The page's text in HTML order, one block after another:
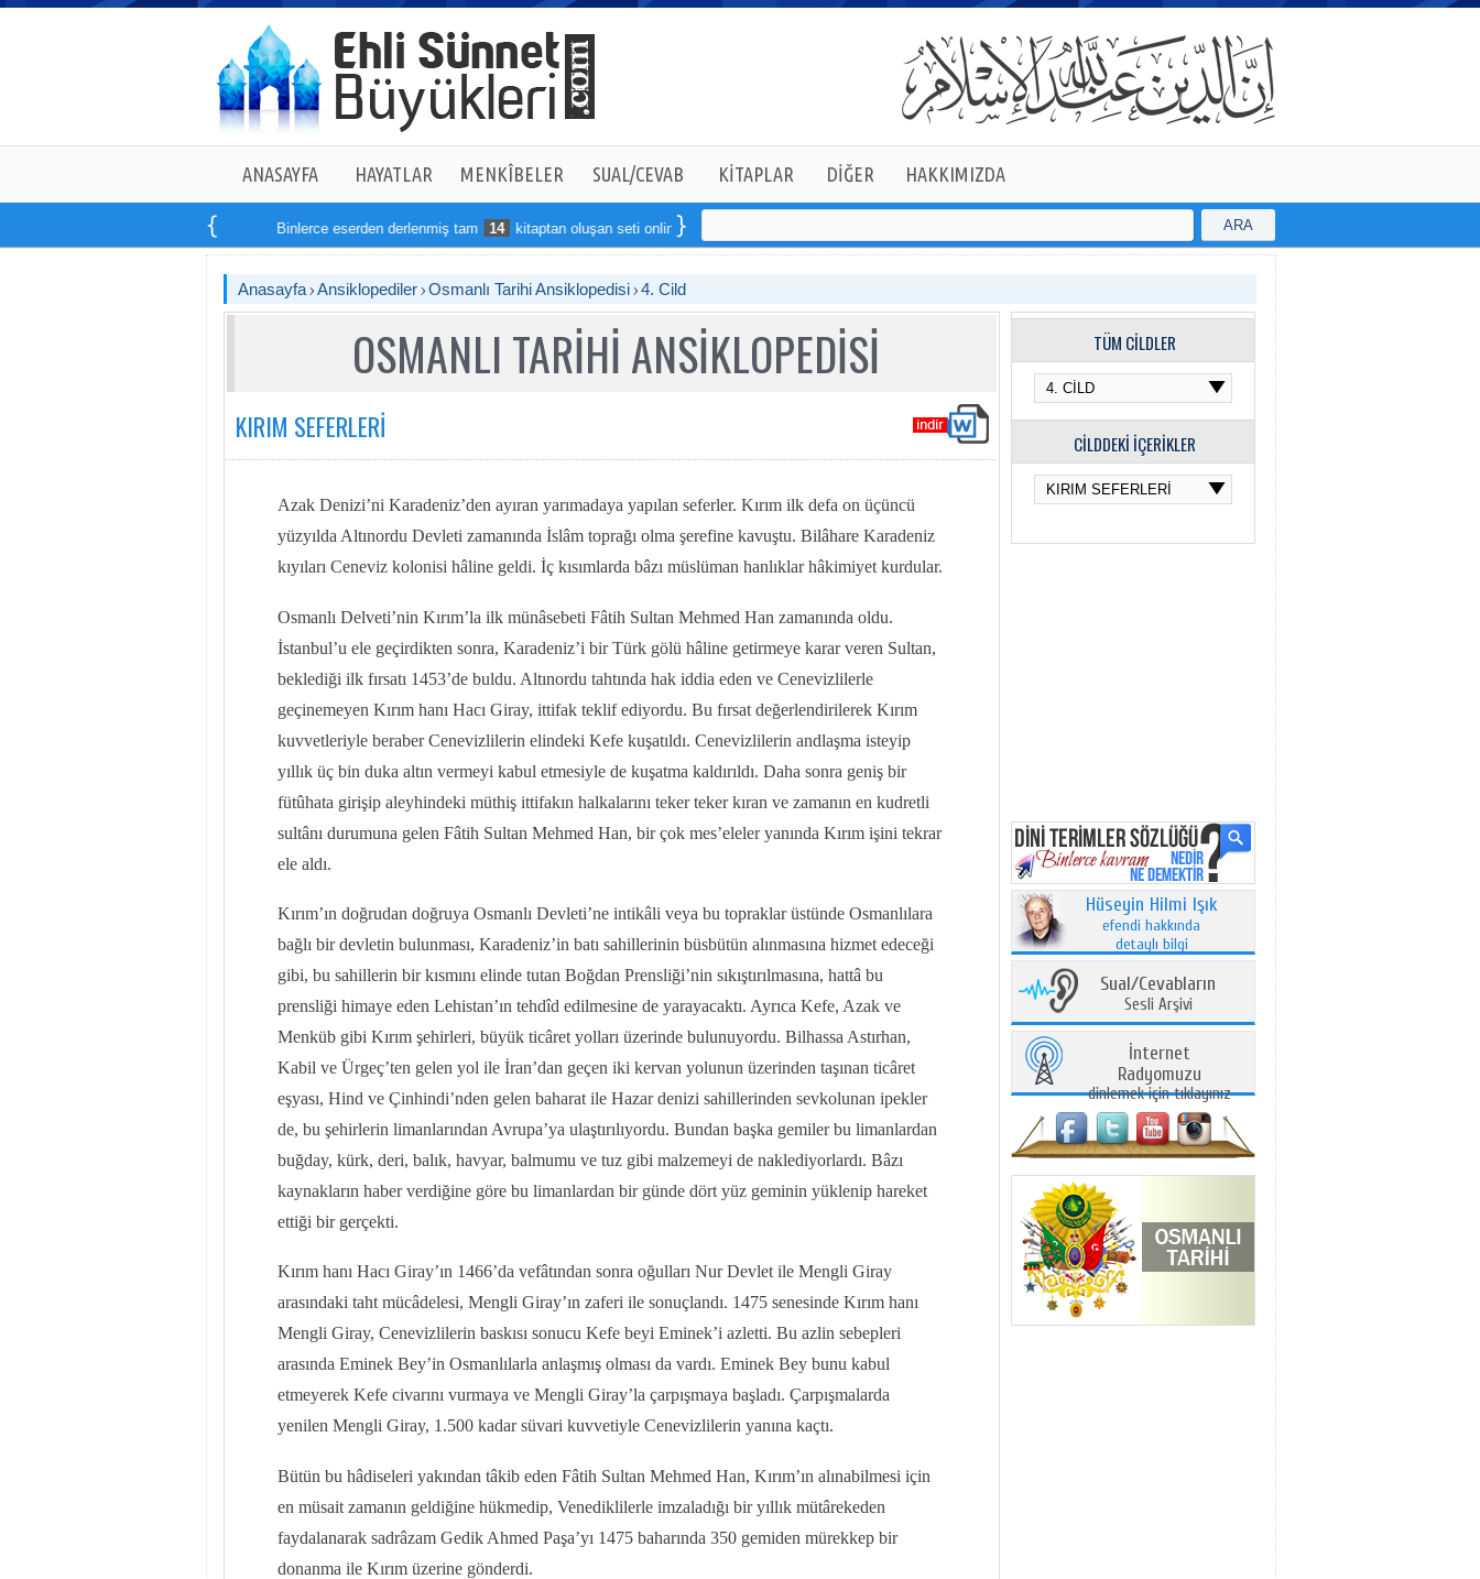
ANASAYFA HAYATLAR MENKÎBELER SUAL/CEVAB KİTAPLAR DİĞER HAKKIMIZDA
Binlerce eserden derlenmiş tam 14 kitaptan oluşan seti online sipariş verebilirsiniz ARA
Anasayfa Ansiklopediler Osmanlı Tarihi Ansiklopedisi 4. Cild
OSMANLI TARİHİ ANSİKLOPEDİSİ
KIRIM SEFERLERİ
Azak Denizi’ni Karadeniz’den ayıran yarımadaya yapılan seferler. Kırım ilk defa on üçüncü
yüzyılda Altınordu Devleti zamanında İslâm toprağı olma şerefine kavuştu. Bilâhare Karadeniz
kıyıları Ceneviz kolonisi hâline geldi. İç kısımlarda bâzı müslüman hanlıklar hâkimiyet kurdular.
Osmanlı Delveti’nin Kırım’la ilk münâsebeti Fâtih Sultan Mehmed Han zamanında oldu.
İstanbul’u ele geçirdikten sonra, Karadeniz’i bir Türk gölü hâline getirmeye karar veren Sultan,
beklediği ilk fırsatı 1453’de buldu. Altınordu tahtında hak iddia eden ve Cenevizlilerle
geçinemeyen Kırım hanı Hacı Giray, ittifak teklif ediyordu. Bu fırsat değerlendirilerek Kırım
kuvvetleriyle beraber Cenevizlilerin elindeki Kefe kuşatıldı. Cenevizlilerin andlaşma isteyip
yıllık üç bin duka altın vermeyi kabul etmesiyle de kuşatma kaldırıldı. Daha sonra geniş bir
fütûhata girişip aleyhindeki müthiş ittifakın halkalarını teker teker kıran ve zamanın en kudretli
sultânı durumuna gelen Fâtih Sultan Mehmed Han, bir çok mes’eleler yanında Kırım işini tekrar
ele aldı.
Kırım’ın doğrudan doğruya Osmanlı Devleti’ne intikâli veya bu topraklar üstünde Osmanlılara
bağlı bir devletin bulunması, Karadeniz’in batı sahillerinin büsbütün alınmasına hizmet edeceği
gibi, bu sahillerin bir kısmını elinde tutan Boğdan Prensliği’nin sıkıştırılmasına, hattâ bu
prensliği himaye eden Lehistan’ın tehdîd edilmesine de yarayacaktı. Ayrıca Kefe, Azak ve
Menküb gibi Kırım şehirleri, büyük ticâret yolları üzerinde bulunuyordu. Bilhassa Astırhan,
Kabil ve Ürgeç’ten gelen yol ile İran’dan geçen iki kervan yolunun üzerinden taşınan ticâret
eşyası, Hind ve Çinhindi’nden gelen baharat ile Hazar denizi sahillerinden sevkolunan ipekler
de, bu şehirlerin limanlarından Avrupa’ya ulaştırılıyordu. Bundan başka gemiler bu limanlardan
buğday, kürk, deri, balık, havyar, balmumu ve tuz gibi malzemeyi de naklediyorlardı. Bâzı
kaynakların haber verdiğine göre bu limanlardan bir günde dört yüz geminin yüklenip hareket
ettiği bir gerçekti.
Kırım hanı Hacı Giray’ın 1466’da vefâtından sonra oğulları Nur Devlet ile Mengli Giray
arasındaki taht mücâdelesi, Mengli Giray’ın zaferi ile sonuçlandı. 1475 senesinde Kırım hanı
Mengli Giray, Cenevizlilerin baskısı sonucu Kefe beyi Eminek’i azletti. Bu azlin sebepleri
arasında Eminek Bey’in Osmanlılarla anlaşmış olması da vardı. Eminek Bey bunu kabul
etmeyerek Kefe civarını vurmaya ve Mengli Giray’la çarpışmaya başladı. Çarpışmalarda
yenilen Mengli Giray, 1.500 kadar süvari kuvvetiyle Cenevizlilerin yanına kaçtı.
Bütün bu hâdiseleri yakından tâkib eden Fâtih Sultan Mehmed Han, Kırım’ın alınabilmesi için
en müsait zamanın geldiğine hükmedip, Venediklilerle imzaladığı bir yıllık mütârekeden
faydalanarak sadrâzam Gedik Ahmed Paşa’yı 1475 baharında 350 gemiden mürekkep bir
donanma ile Kırım üzerine gönderdi.
TÜM CİLDLER
CİLDDEKİ İÇERİKLER
Hüseyin Hilmi Işık
efendi hakkında
detaylı bilgi
Sual/Cevabların
Sesli Arşivi
İnternet
Radyomuzu
dinlemek için tıklayınız